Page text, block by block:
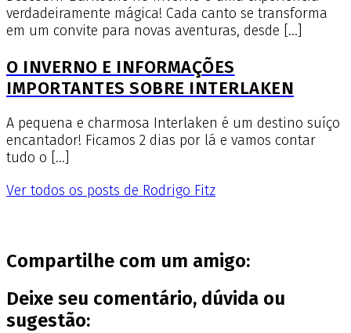
verdadeiramente mágica! Cada canto se transforma
em um convite para novas aventuras, desde […]
O INVERNO E INFORMAÇÕES
IMPORTANTES SOBRE INTERLAKEN
A pequena e charmosa Interlaken é um destino suíço
encantador! Ficamos 2 dias por lá e vamos contar
tudo o […]
Ver todos os posts de Rodrigo Fitz
Compartilhe com um amigo:
Deixe seu comentário, dúvida ou
sugestão: